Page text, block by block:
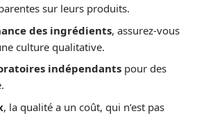
sur leurs produits.
des ingrédients, assurez-vous
culture qualitative.
indépendants pour des
, la qualité a un coût, qui n’est pas